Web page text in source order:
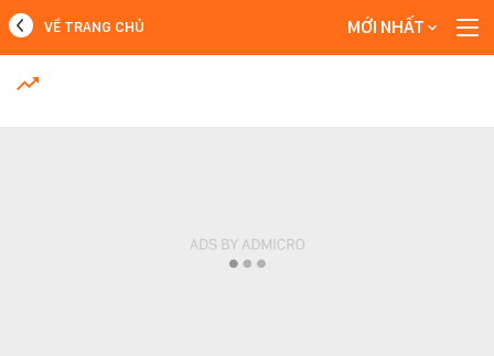
MỚI NHẤT
VỀ TRANG CHỦ MỚI NHẤT